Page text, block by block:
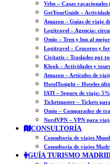
Vrbo – Casas
GetYourGuide –
Amazon – Guías de viaje
Logitravel – Agencia:
Omio – Tren y bus al
Logitravel – Cruceros y
Civitatis – Traslados por
Klook – Actividades y
Amazon – Artículos de
HotelTonight – Hoteles
IATI – Seguro de viaje: 5%
Ticketmaster – Tickets
Omio – Comparador de
NordVPN – VPN para
CONSULTORÍA
Consultoría de viajes
Consultoría de viajes
GUÍA TURISMO